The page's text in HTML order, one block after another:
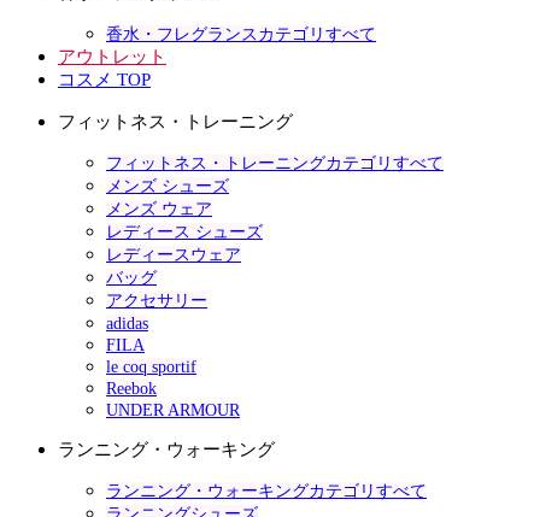
香水・フレグランスカテゴリすべて
アウトレット
コスメ TOP
フィットネス・トレーニング
フィットネス・トレーニングカテゴリすべて
メンズ シューズ
メンズ ウェア
レディース シューズ
レディースウェア
バッグ
アクセサリー
adidas
FILA
le coq sportif
Reebok
UNDER ARMOUR
ランニング・ウォーキング
ランニング・ウォーキングカテゴリすべて